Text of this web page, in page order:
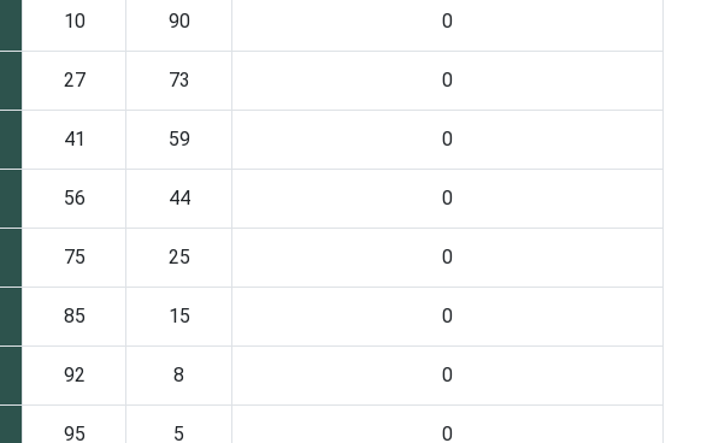
10 90 0
27 73 0
41 59 0
56 44 0
75 25 0
85 15 0
92 8 0
95 5 0